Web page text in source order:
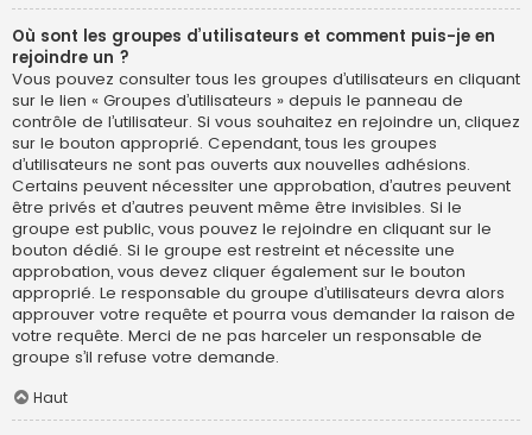
Où sont les groupes d’utilisateurs et comment puis-je en
rejoindre un ?
Vous pouvez consulter tous les groupes d’utilisateurs en cliquant
sur le lien « Groupes d’utilisateurs » depuis le panneau de
contrôle de l’utilisateur. Si vous souhaitez en rejoindre un, cliquez
sur le bouton approprié. Cependant, tous les groupes
d’utilisateurs ne sont pas ouverts aux nouvelles adhésions.
Certains peuvent nécessiter une approbation, d’autres peuvent
être privés et d’autres peuvent même être invisibles. Si le
groupe est public, vous pouvez le rejoindre en cliquant sur le
bouton dédié. Si le groupe est restreint et nécessite une
approbation, vous devez cliquer également sur le bouton
approprié. Le responsable du groupe d’utilisateurs devra alors
approuver votre requête et pourra vous demander la raison de
votre requête. Merci de ne pas harceler un responsable de
groupe s’il refuse votre demande.
Haut